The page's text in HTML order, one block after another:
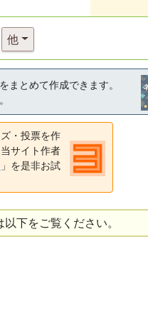
他
まとめて作成できます。
・投票を作
サイト作者
」を是非お試
下をご覧ください。